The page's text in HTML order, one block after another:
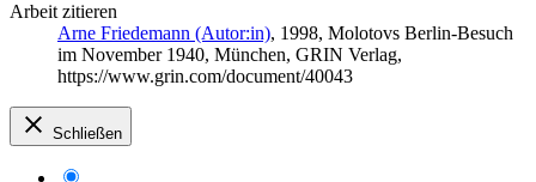
Arbeit zitieren
Arne Friedemann (Autor:in), 1998, Molotovs Berlin-Besuch
im November 1940, München, GRIN Verlag,
https://www.grin.com/document/40043
Schließen